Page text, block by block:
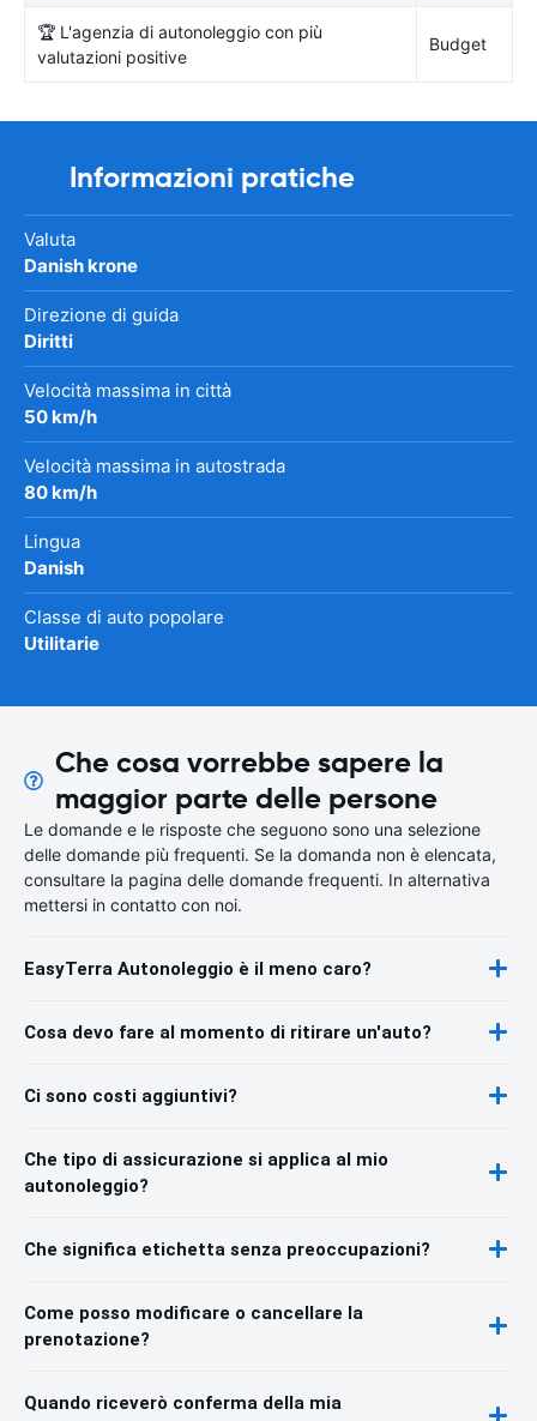
🏆 L'agenzia di autonoleggio con più
valutazioni positive
Budget
Informazioni pratiche
Valuta
Danish krone
Direzione di guida
Diritti
Velocità massima in città
50 km/h
Velocità massima in autostrada
80 km/h
Lingua
Danish
Classe di auto popolare
Utilitarie
Che cosa vorrebbe sapere la
maggior parte delle persone
Le domande e le risposte che seguono sono una selezione
delle domande più frequenti. Se la domanda non è elencata,
consultare la pagina delle domande frequenti. In alternativa
mettersi in contatto con noi.
EasyTerra Autonoleggio è il meno caro?
Cosa devo fare al momento di ritirare un'auto?
Ci sono costi aggiuntivi?
Che tipo di assicurazione si applica al mio
autonoleggio?
Che significa etichetta senza preoccupazioni?
Come posso modificare o cancellare la
prenotazione?
Quando riceverò conferma della mia